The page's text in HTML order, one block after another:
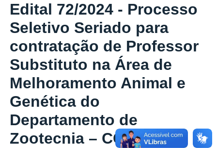
Edital 72/2024 - Processo
Seletivo Seriado para
contratação de Professor
Substituto na Área de
Melhoramento Animal e
Genética do
Departamento de
Zootecnia – CCA/UFPB